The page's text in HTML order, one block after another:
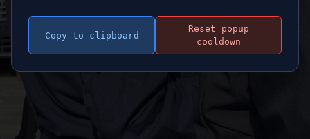
Copy to clipboard
Reset popup
cooldown